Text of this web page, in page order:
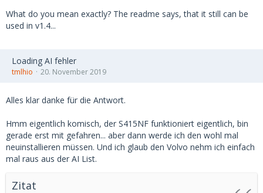
What do you mean exactly? The readme says, that it still can be
used in v1.4...
Loading AI fehler
tmlhio 20. November 2019
Alles klar danke für die Antwort.
Hmm eigentlich komisch, der S415NF funktioniert eigentlich, bin
gerade erst mit gefahren... aber dann werde ich den wohl mal
neuinstallieren müssen. Und ich glaub den Volvo nehm ich einfach
mal raus aus der AI List.
Zitat